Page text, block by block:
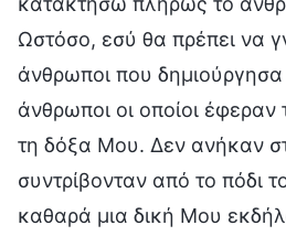
Ωστόσο, εσύ θα πρέπει να
άνθρωποι που δημιούργησα
άνθρωποι οι οποίοι
τη δόξα Μου. Δεν ανήκαν
συντρίβονταν από το πόδι
καθαρά μια δική Μου